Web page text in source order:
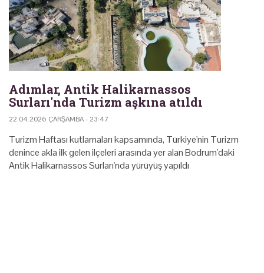
Adımlar, Antik Halikarnassos
Surları'nda Turizm aşkına atıldı
22.04.2026 ÇARŞAMBA - 23:47
Turizm Haftası kutlamaları kapsamında, Türkiye'nin Turizm
denince akla ilk gelen ilçeleri arasında yer alan Bodrum'daki
Antik Halikarnassos Surları'nda yürüyüş yapıldı